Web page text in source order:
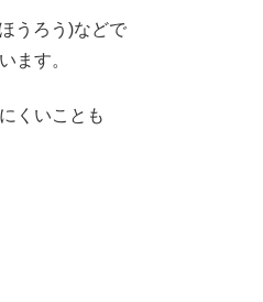
うろう)などで
ます。
くいことも